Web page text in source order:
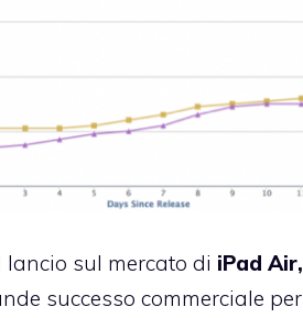
sul mercato di iPad Air,
successo commerciale per